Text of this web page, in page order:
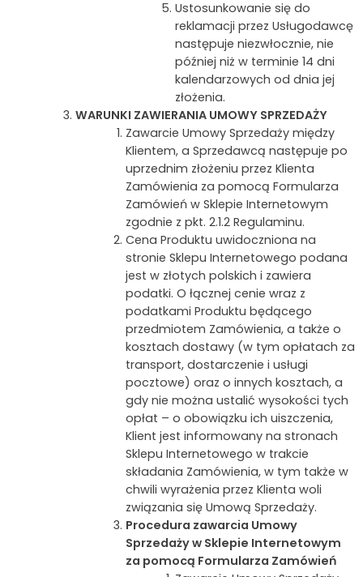
Ustosunkowanie się do
reklamacji przez Usługodawcę
następuje niezwłocznie, nie
później niż w terminie 14 dni
kalendarzowych od dnia jej
złożenia.
WARUNKI ZAWIERANIA UMOWY SPRZEDAŻY
Zawarcie Umowy Sprzedaży między
Klientem, a Sprzedawcą następuje po
uprzednim złożeniu przez Klienta
Zamówienia za pomocą Formularza
Zamówień w Sklepie Internetowym
zgodnie z pkt. 2.1.2 Regulaminu.
Cena Produktu uwidoczniona na
stronie Sklepu Internetowego podana
jest w złotych polskich i zawiera
podatki. O łącznej cenie wraz z
podatkami Produktu będącego
przedmiotem Zamówienia, a także o
kosztach dostawy (w tym opłatach za
transport, dostarczenie i usługi
pocztowe) oraz o innych kosztach, a
gdy nie można ustalić wysokości tych
opłat – o obowiązku ich uiszczenia,
Klient jest informowany na stronach
Sklepu Internetowego w trakcie
składania Zamówienia, w tym także w
chwili wyrażenia przez Klienta woli
związania się Umową Sprzedaży.
Procedura zawarcia Umowy
Sprzedaży w Sklepie Internetowym
za pomocą Formularza Zamówień